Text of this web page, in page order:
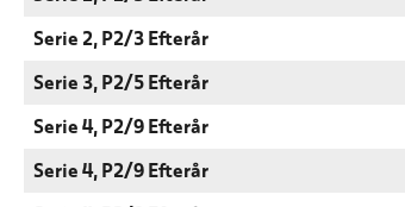
Serie 2, P2/3 Efterår
Serie 3, P2/5 Efterår
Serie 4, P2/9 Efterår
Serie 4, P2/9 Efterår